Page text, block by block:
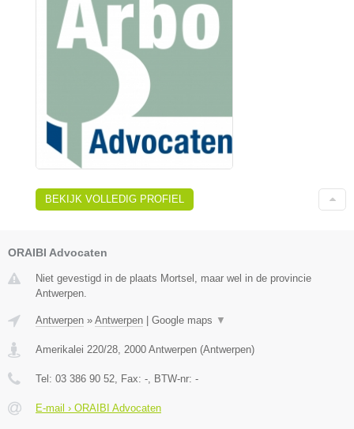
BEKIJK VOLLEDIG PROFIEL
ORAIBI Advocaten
Niet gevestigd in de plaats Mortsel, maar wel in de provincie
Antwerpen.
Antwerpen » Antwerpen Google maps ▼
Amerikalei 220/28, 2000 Antwerpen (Antwerpen)
Tel: 03 386 90 52, Fax: -, BTW-nr: -
E-mail › ORAIBI Advocaten